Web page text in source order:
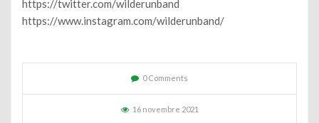
https://twitter.com/wilderunband
https://www.instagram.com/wilderunband/
0 Comments
16 novembre 2021